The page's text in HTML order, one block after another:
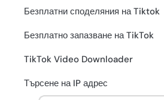
Безплатни споделяния на Tiktok
Безплатно запазване на TikTok
TikTok Video Downloader
Търсене на IP адрес